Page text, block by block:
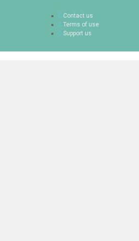
Contact us
Terms of use
Support us